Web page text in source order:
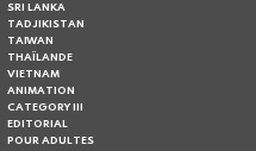
SRI LANKA
TADJIKISTAN
TAIWAN
THAÏLANDE
VIETNAM
ANIMATION
CATEGORY III
EDITORIAL
POUR ADULTES